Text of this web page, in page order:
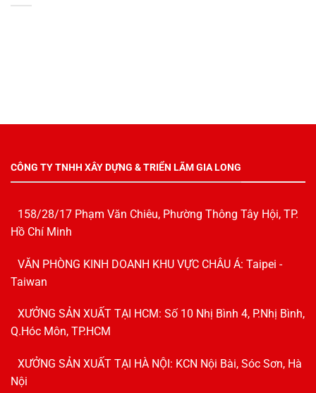
CÔNG TY TNHH XÂY DỰNG & TRIỂN LÃM GIA LONG
158/28/17 Phạm Văn Chiêu, Phường Thông Tây Hội, TP.
Hồ Chí Minh
VĂN PHÒNG KINH DOANH KHU VỰC CHÂU Á: Taipei -
Taiwan
XƯỞNG SẢN XUẤT TẠI HCM: Số 10 Nhị Bình 4, P.Nhị Bình,
Q.Hóc Môn, TP.HCM
XƯỞNG SẢN XUẤT TẠI HÀ NỘI: KCN Nội Bài, Sóc Sơn, Hà
Nội